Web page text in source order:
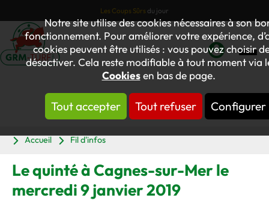
Notre site utilise des cookies nécessaires à son
fonctionnement. Pour améliorer votre expérience,
cookies peuvent être utilisés : vous pouvez choisir
désactiver. Cela reste modifiable à tout moment via
Cookiesen bas de page.
Tout accepter Tout refuser Configurer
Les Coups Sûrs du jour
Mon
compte
Accueil
Fil d'infos
Le quinté à Cagnes-sur-Mer le
mercredi 9 janvier 2019